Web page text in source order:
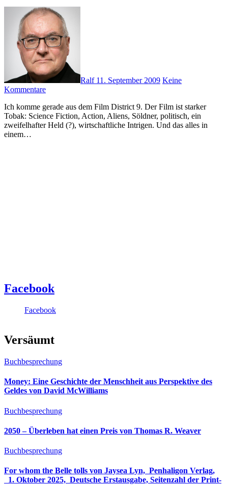
Ralf 11. September 2009 Keine
Kommentare
Ich komme gerade aus dem Film District 9. Der Film ist starker
Tobak: Science Fiction, Action, Aliens, Söldner, politisch, ein
zweifelhafter Held (?), wirtschaftliche Intrigen. Und das alles in
einem…
Facebook
Facebook
Versäumt
Buchbesprechung
Money: Eine Geschichte der Menschheit aus Perspektive des
Geldes von David McWilliams
Buchbesprechung
2050 – Überleben hat einen Preis von Thomas R. Weaver
Buchbesprechung
For whom the Belle tolls von Jaysea Lyn, ‎ Penhaligon Verlag,
‎ 1. Oktober 2025, ‎ Deutsche Erstausgabe, Seitenzahl der Print-